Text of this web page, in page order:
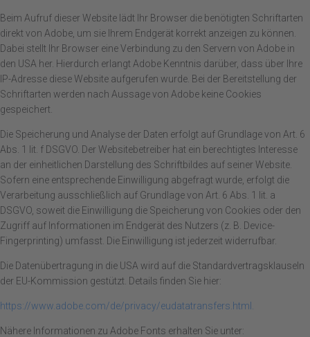
Beim Aufruf dieser Website lädt Ihr Browser die benötigten Schriftarten
direkt von Adobe, um sie Ihrem Endgerät korrekt anzeigen zu können.
Dabei stellt Ihr Browser eine Verbindung zu den Servern von Adobe in
den USA her. Hierdurch erlangt Adobe Kenntnis darüber, dass über Ihre
IP-Adresse diese Website aufgerufen wurde. Bei der Bereitstellung der
Schriftarten werden nach Aussage von Adobe keine Cookies
gespeichert.
Die Speicherung und Analyse der Daten erfolgt auf Grundlage von Art. 6
Abs. 1 lit. f DSGVO. Der Websitebetreiber hat ein berechtigtes Interesse
an der einheitlichen Darstellung des Schriftbildes auf seiner Website.
Sofern eine entsprechende Einwilligung abgefragt wurde, erfolgt die
Verarbeitung ausschließlich auf Grundlage von Art. 6 Abs. 1 lit. a
DSGVO, soweit die Einwilligung die Speicherung von Cookies oder den
Zugriff auf Informationen im Endgerät des Nutzers (z. B. Device-
Fingerprinting) umfasst. Die Einwilligung ist jederzeit widerrufbar.
Die Datenübertragung in die USA wird auf die Standardvertragsklauseln
der EU-Kommission gestützt. Details finden Sie hier:
https://www.adobe.com/de/privacy/eudatatransfers.html.
Nähere Informationen zu Adobe Fonts erhalten Sie unter: